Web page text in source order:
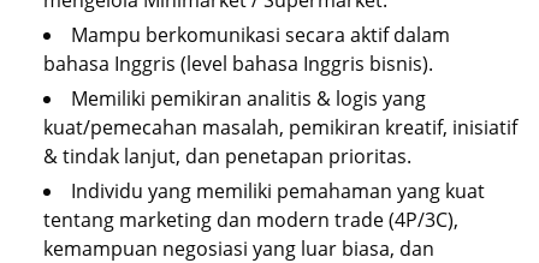
Mampu berkomunikasi secara aktif dalam
bahasa Inggris (level bahasa Inggris bisnis).
Memiliki pemikiran analitis & logis yang
kuat/pemecahan masalah, pemikiran kreatif, inisiatif
& tindak lanjut, dan penetapan prioritas.
Individu yang memiliki pemahaman yang kuat
tentang marketing dan modern trade (4P/3C),
kemampuan negosiasi yang luar biasa, dan